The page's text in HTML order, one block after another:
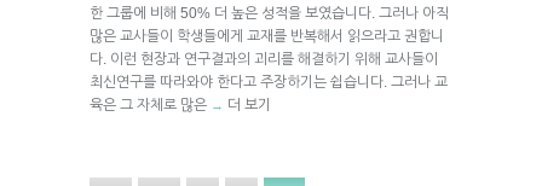
한 그룹에 비해 50% 더 높은 성적을 보였습니다. 그러나 아직
많은 교사들이 학생들에게 교재를 반복해서 읽으라고 권합니
다. 이런 현장과 연구결과의 괴리를 해결하기 위해 교사들이
최신연구를 따라와야 한다고 주장하기는 쉽습니다. 그러나 교
육은 그 자체로 많은 → 더 보기